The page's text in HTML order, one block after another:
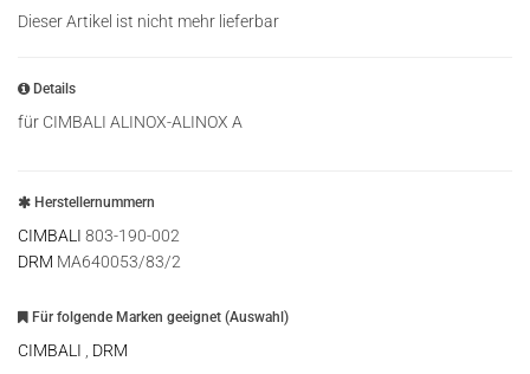
Dieser Artikel ist nicht mehr lieferbar
Details
für CIMBALI ALINOX-ALINOX A
Herstellernummern
CIMBALI 803-190-002
DRM MA640053/83/2
Für folgende Marken geeignet (Auswahl)
CIMBALI DRM